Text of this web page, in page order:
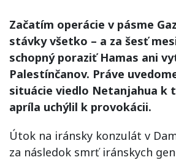
Začatím operácie v pásme
stávky všetko – a za šesť
schopný poraziť Hamas ani
Palestínčanov. Práve
situácie viedlo Netanjahua k
apríla uchýlil k provokácii.
Útok na iránsky konzulát v
za následok smrť iránskych